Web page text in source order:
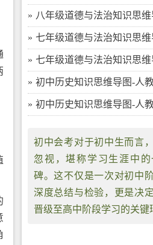
八年级道德与法治知识思维导图
七年级道德与法治知识思维导图
七年级道德与法治知识思维导图
初中历史知识思维导图-人教版九年
初中历史知识思维导图-人教版八年
初中会考对于初中生而言
忽视，堪称学习生涯中
碑。这不仅是一次对初中
深度总结与检验，更是决
晋级至高中阶段学习的关键